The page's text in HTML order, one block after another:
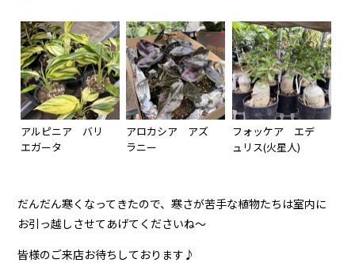
アルピニア バリ
エガータ
アロカシア アズ
ラニー
フォッケア エデ
ュリス(火星人)
だんだん寒くなってきたので、寒さが苦手な植物たちは室内に
お引っ越しさせてあげてくださいね～
皆様のご来店お待ちしております♪